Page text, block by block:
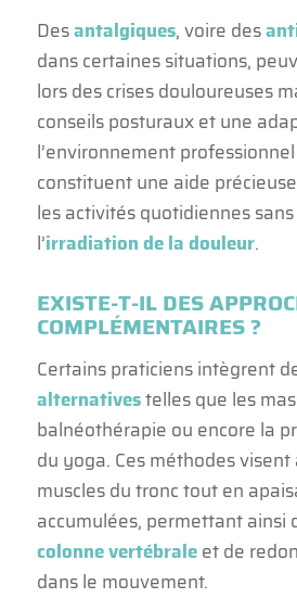
Desantalgiques, voire des
dans certaines situations,
lors des crises douloureuses
conseils posturaux et une
l’environnement
constituent une aide
les activités quotidiennes
l’irradiation de la douleur.
EXISTE-T-IL DES
COMPLÉMENTAIRES ?
Certains praticiens intègrent
alternativestelles que les
balnéothérapie ou encore la
du yoga. Ces méthodes
muscles du tronc tout en
accumulées, permettant ainsi
colonne vertébraleet de
dans le mouvement.